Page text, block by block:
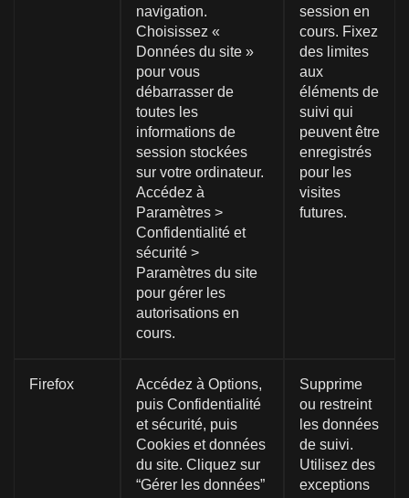
navigation.
Choisissez «
Données du site »
pour vous
débarrasser de
toutes les
informations de
session stockées
sur votre ordinateur.
Accédez à
Paramètres >
Confidentialité et
sécurité >
Paramètres du site
pour gérer les
autorisations en
cours.
session en
cours. Fixez
des limites
aux
éléments de
suivi qui
peuvent être
enregistrés
pour les
visites
futures.
Firefox
Accédez à Options,
puis Confidentialité
et sécurité, puis
Cookies et données
du site. Cliquez sur
“Gérer les données”
Supprime
ou restreint
les données
de suivi.
Utilisez des
exceptions